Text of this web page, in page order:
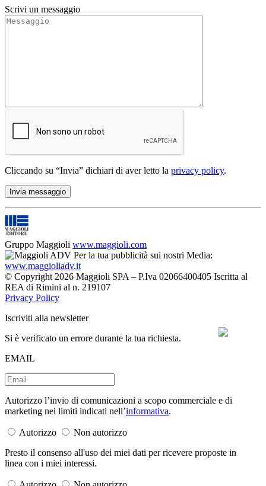
Scrivi un messaggio
Cliccando su “Invia” dichiari di aver letto la privacy policy.
Gruppo Maggioli www.maggioli.com
Per la tua pubblicità sui nostri Media:
www.maggioliadv.it
© Copyright 2026 Maggioli SPA – P.Iva 02066400405 Iscritta al
REA di Rimini al n. 219107
Privacy Policy
Iscriviti alla newsletter
Si è verificato un errore durante la tua richiesta.
EMAIL
Autorizzo l’invio di comunicazioni a scopo commerciale e di
marketing nei limiti indicati nell’informativa.
Autorizzo
Non autorizzo
Presto il consenso all'uso dei miei dati per ricevere proposte in
linea con i miei interessi.